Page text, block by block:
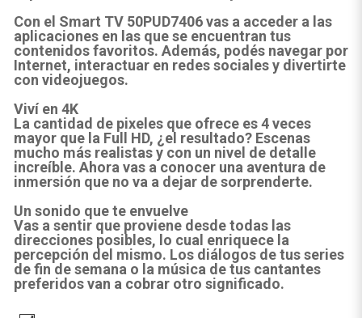
Con el Smart TV 50PUD7406 vas a acceder a las
aplicaciones en las que se encuentran tus
contenidos favoritos. Además, podés navegar por
Internet, interactuar en redes sociales y divertirte
con videojuegos.
Viví en 4K
La cantidad de pixeles que ofrece es 4 veces
mayor que la Full HD, ¿el resultado? Escenas
mucho más realistas y con un nivel de detalle
increíble. Ahora vas a conocer una aventura de
inmersión que no va a dejar de sorprenderte.
Un sonido que te envuelve
Vas a sentir que proviene desde todas las
direcciones posibles, lo cual enriquece la
percepción del mismo. Los diálogos de tus series
de fin de semana o la música de tus cantantes
preferidos van a cobrar otro significado.